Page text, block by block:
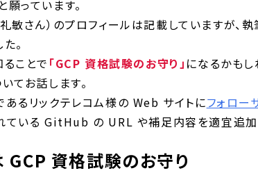
っています。
敏さん）のプロフィールは記載していますが、
。
ことで 「GCP 資格試験のお守り」 になるかもし
てお話します。
あるリックテレコム様の Web サイトにフォロー
いる GitHub の URL や補足内容を適宜追加
GCP 資格試験のお守り